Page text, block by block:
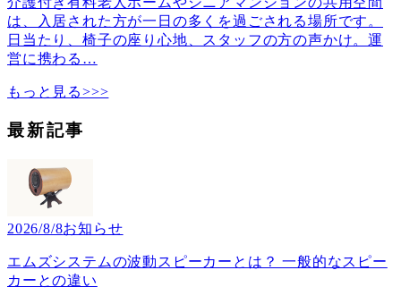
は、入居された方が一日の多くを過ごされる場所です。
日当たり、椅子の座り心地、スタッフの方の声かけ。運
営に携わる …
もっと見る>>>
最新記事
2026/8/8お知らせ
エムズシステムの波動スピーカーとは？ 一般的なスピー
カーとの違い